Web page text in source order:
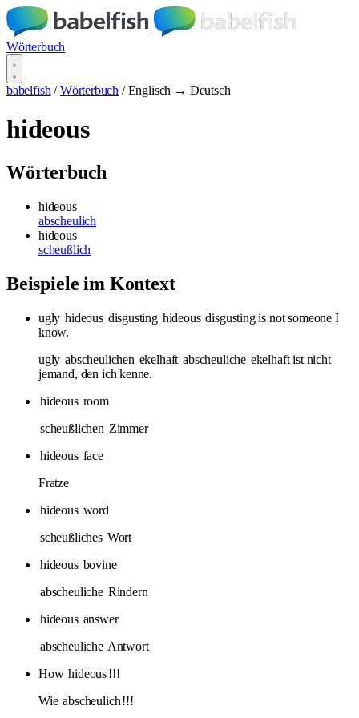
Wörterbuch
babelfish / Wörterbuch / Englisch → Deutsch
hideous
Wörterbuch
hideous
abscheulich
hideous
scheußlich
Beispiele im Kontext
ugly hideous disgusting hideous disgusting is not someone I
know.
ugly abscheulichen ekelhaft abscheuliche ekelhaft ist nicht
jemand, den ich kenne.
hideous room
scheußlichen Zimmer
hideous face
Fratze
hideous word
scheußliches Wort
hideous bovine
abscheuliche Rindern
hideous answer
abscheuliche Antwort
How hideous!!!
Wie abscheulich!!!